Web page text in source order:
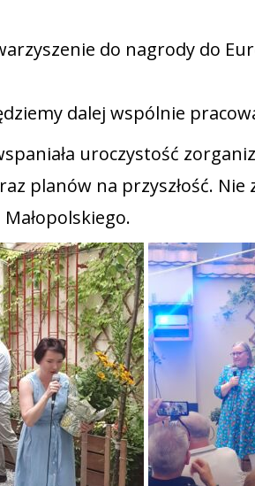
do nagrody do
dalej wspólnie
uroczystość
planów na przyszłość. Nie